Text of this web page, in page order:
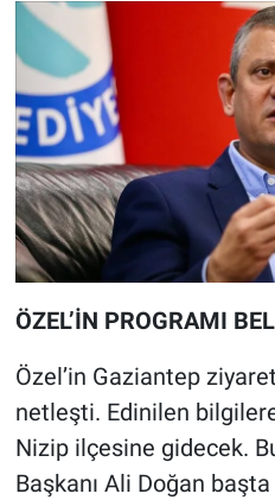
ÖZEL’İN PROGRAMI
Özel’in Gaziantep
netleşti. Edinilen
Nizip ilçesine gidecek.
Başkanı Ali Doğan